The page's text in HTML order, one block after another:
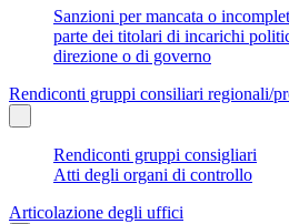
Sanzioni per mancata o
parte dei titolari di incarichi
direzione o di governo
Rendiconti gruppi consiliari regionali/
Rendiconti gruppi consigliari
Atti degli organi di controllo
Articolazione degli uffici